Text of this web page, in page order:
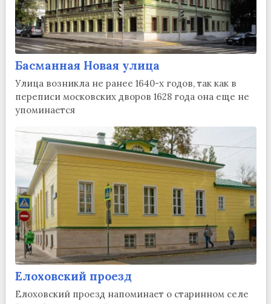
Басманная Новая улица
Улица возникла не ранее 1640-х годов, так как в
переписи московских дворов 1628 года она еще не
упоминается
Елоховский проезд
Елоховский проезд напоминает о старинном селе